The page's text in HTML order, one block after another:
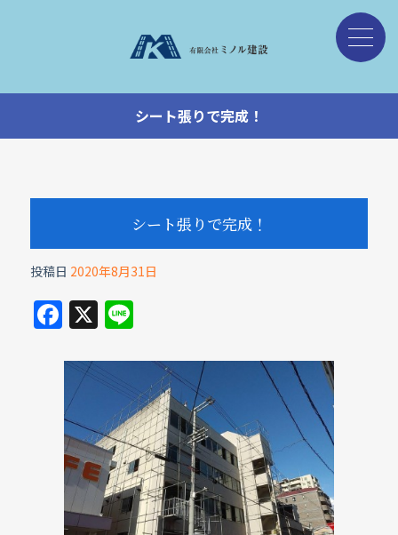
シート張りで完成！
シート張りで完成！
投稿日 2020年8月31日
F
a
c
e
b
o
o
k
X Li
e